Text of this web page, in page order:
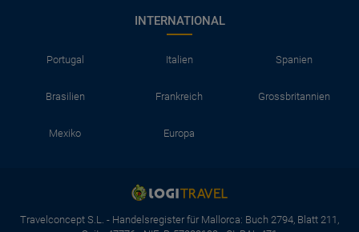
INTERNATIONAL
Portugal Italien Spanien
Brasilien Frankreich Grossbritannien
Mexiko Europa
Travelconcept S.L. - Handelsregister für Mallorca: Buch 2794, Blatt 211,